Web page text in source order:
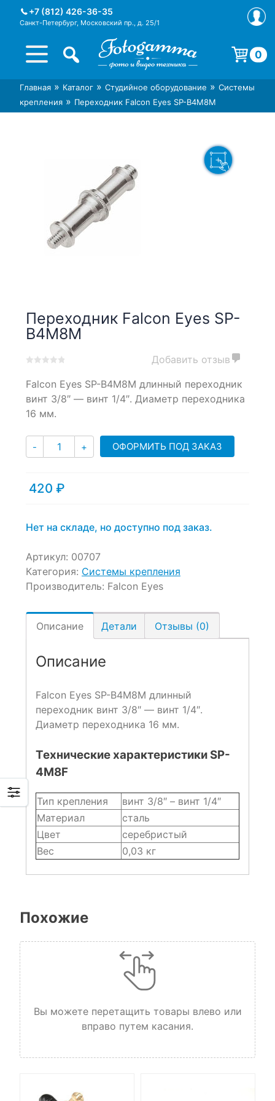
+7 (812) 426-36-35
Санкт-Петербург, Московский пр., д. 25/1
Интернет-магазин фототехники
Foto-Gamma в СПб
Магазин фотоаксессуаров foto-
gamma.ru
0
Корзина пуста.
Главная » Каталог » Студийное оборудование » Системы
крепления » Переходник Falcon Eyes SP-B4M8M
Переходник Falcon Eyes SP-
B4M8M
out
on
Добавить отзыв
Falcon Eyes SP-B4M8M длинный переходник
винт 3/8″ — винт 1/4″. Диаметр переходника
16 мм.
- Количество
+ ОФОРМИТЬ ПОД ЗАКАЗ
420 ₽
Нет на складе, но доступно под заказ.
Артикул: 00707
Категория: Системы крепления
Производитель: Falcon Eyes
Описание Детали Отзывы (0)
Описание
Falcon Eyes SP-B4M8M длинный
переходник винт 3/8″ — винт 1/4″.
Диаметр переходника 16 мм.
Технические характеристики SP-
4M8F
Тип крепления
винт 3/8″ – винт 1/4″
Материал
сталь
Цвет
серебристый
Вес
0,03 кг
Похожие
Вы можете перетащить товары влево или
вправо путем касания.